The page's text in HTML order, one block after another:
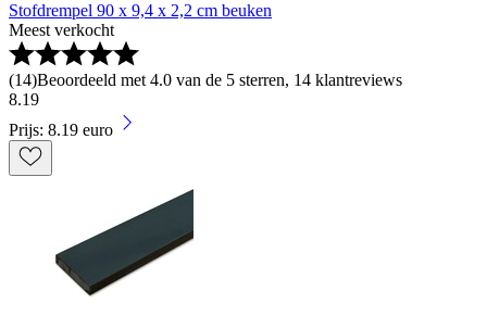
Stofdrempel 90 x 9,4 x 2,2 cm beuken
Meest verkocht
(14)Beoordeeld met 4.0 van de 5 sterren, 14 klantreviews
8.19
Prijs: 8.19 euro